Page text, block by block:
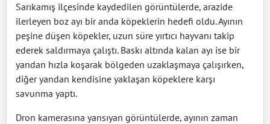
Sarıkamış ilçesinde kaydedilen görüntülerde, arazide
ilerleyen boz ayı bir anda köpeklerin hedefi oldu. Ayının
peşine düşen köpekler, uzun süre yırtıcı hayvanı takip
ederek saldırmaya çalıştı. Baskı altında kalan ayı ise bir
yandan hızla koşarak bölgeden uzaklaşmaya çalışırken,
diğer yandan kendisine yaklaşan köpeklere karşı
savunma yaptı.
Dron kamerasına yansıyan görüntülerde, ayının zaman